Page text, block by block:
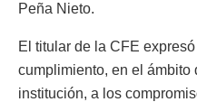
Peña Nieto.
El titular de la CFE
cumplimiento, en el
institución, a los